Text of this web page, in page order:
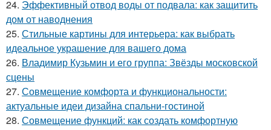
24. Эффективный отвод воды от подвала: как защитить
дом от наводнения
25. Стильные картины для интерьера: как выбрать
идеальное украшение для вашего дома
26. Владимир Кузьмин и его группа: Звёзды московской
сцены
27. Совмещение комфорта и функциональности:
актуальные идеи дизайна спальни-гостиной
28. Совмещение функций: как создать комфортную